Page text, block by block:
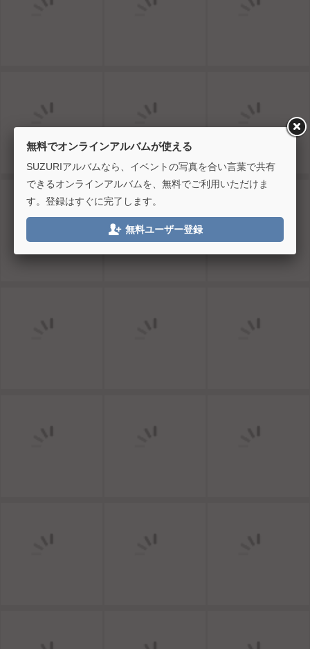
無料でオンラインアルバムが使える
SUZURIアルバムなら、イベントの写真を合い言葉で共有
できるオンラインアルバムを、無料でご利用いただけま
す。登録はすぐに完了します。
 無料ユーザー登録